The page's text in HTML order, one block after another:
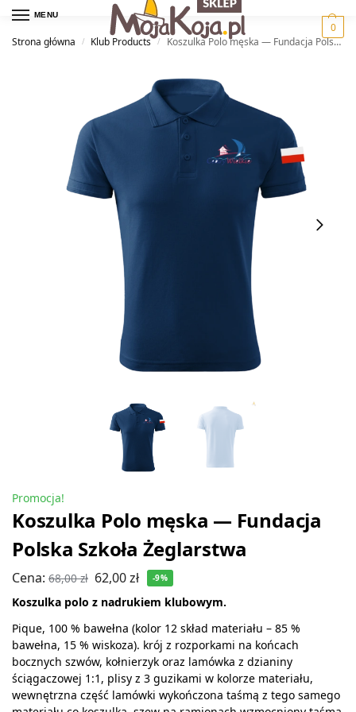
MENU
0
Strona główna
/ Klub Products / Koszulka Polo męska — Fundacja Polska Szkoła Żeglarstwa
Promocja!
Koszulka Polo męska — Fundacja
Polska Szkoła Żeglarstwa
Cena: 68,00zł 62,00zł -9%
Koszulka polo z nadrukiem klubowym.
Pique, 100 % bawełna (kolor 12 skład materiału – 85 %
bawełna, 15 % wiskoza). krój z rozporkami na końcach
bocznych szwów, kołnierzyk oraz lamówka z dzianiny
ściągaczowej 1:1, plisy z 3 guzikami w kolorze materiału,
wewnętrzna część lamówki wykończona taśmą z tego samego